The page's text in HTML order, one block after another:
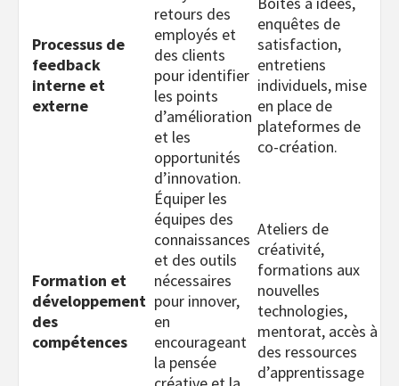
Processus de
feedback
interne et
externe
retours des
employés et
des clients
pour identifier
les points
d’amélioration
et les
opportunités
d’innovation.
enquêtes de
satisfaction,
entretiens
individuels, mise
en place de
plateformes de
co-création.
Formation et
développement
des
compétences
Équiper les
équipes des
connaissances
et des outils
nécessaires
pour innover,
en
encourageant
la pensée
Ateliers de
créativité,
formations aux
nouvelles
technologies,
mentorat, accès à
des ressources
d’apprentissage